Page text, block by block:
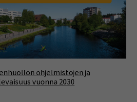
ohjelmistojen ja
vuonna 2030